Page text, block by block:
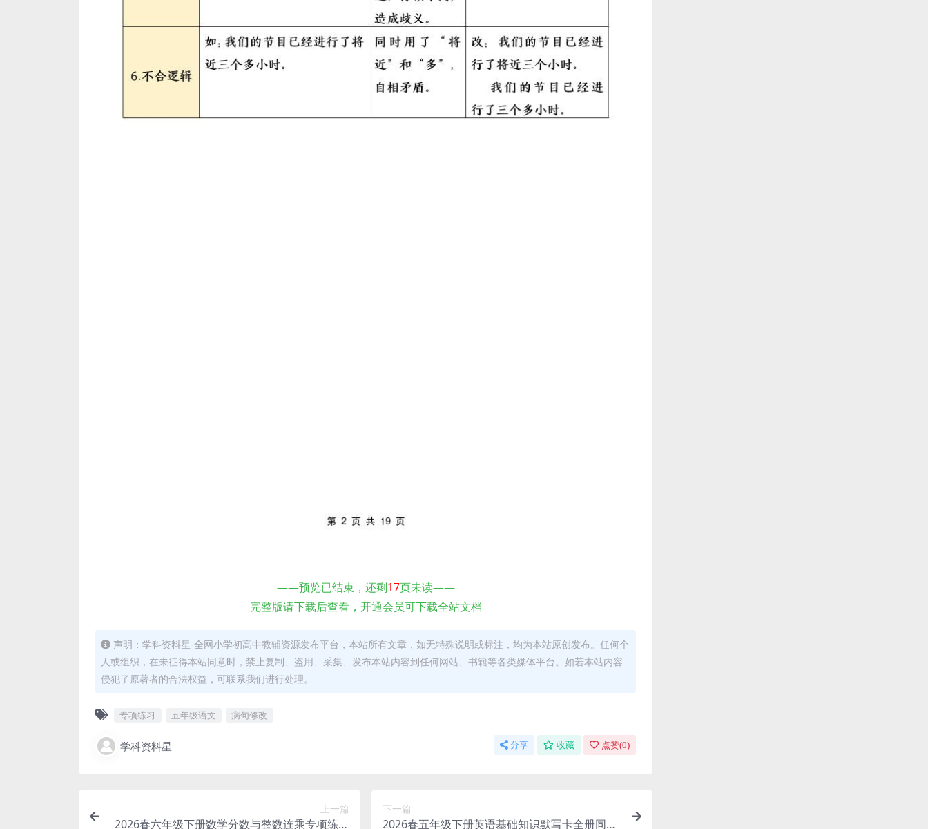
——预览已结束，还剩17页未读——
完整版请下载后查看，开通会员可下载全站文档
声明：学科资料星-全网小学初高中教辅资源发布平台，本站所有文章，如无特殊说明或标注，均为本站原创发布。任何个
人或组织，在未征得本站同意时，禁止复制、盗用、采集、发布本站内容到任何网站、书籍等各类媒体平台。如若本站内容
侵犯了原著者的合法权益，可联系我们进行处理。
专项练习 五年级语文 病句修改
学科资料星 分享 收藏 点赞(0)
上一篇
2026春六年级下册数学分数与整数连乘专项练习
下一篇
2026春五年级下册英语基础知识默写卡全册同步